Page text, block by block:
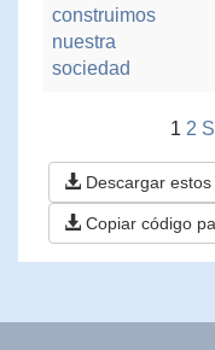
construimos
nuestra
sociedad
1 2
Descargar estos
Copiar código